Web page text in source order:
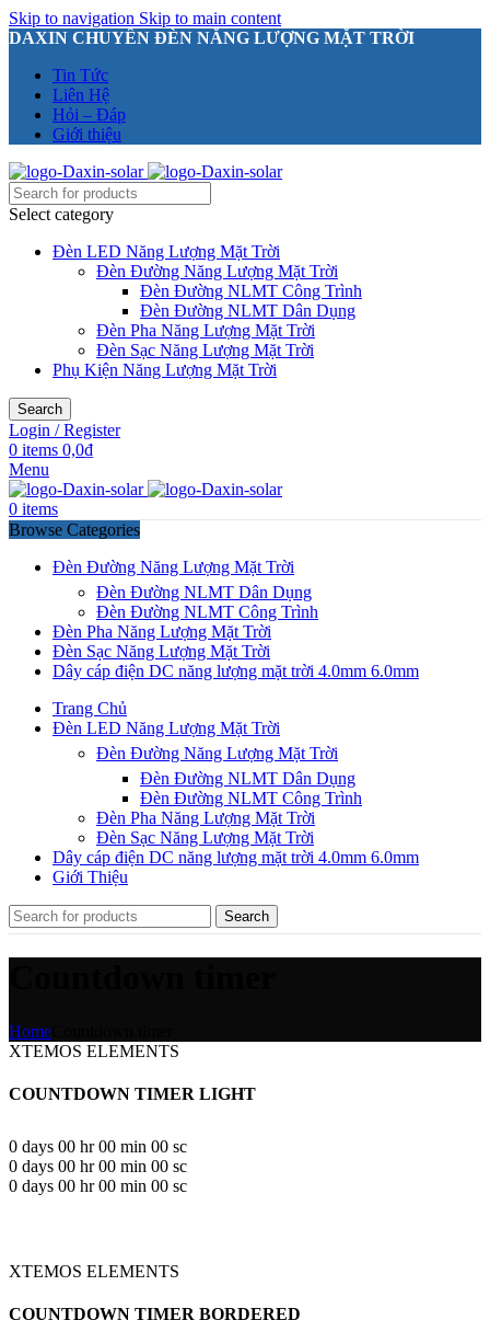
Skip to navigation Skip to main content
DAXIN CHUYÊN ĐÈN NĂNG LƯỢNG MẶT TRỜI
Tin Tức
Liên Hệ
Hỏi – Đáp
Giới thiệu
Select category
Đèn LED Năng Lượng Mặt Trời
Đèn Đường Năng Lượng Mặt Trời
Đèn Đường NLMT Công Trình
Đèn Đường NLMT Dân Dụng
Đèn Pha Năng Lượng Mặt Trời
Đèn Sạc Năng Lượng Mặt Trời
Phụ Kiện Năng Lượng Mặt Trời
Search
Login / Register
0 items 0,0₫
Menu
0 items
Browse Categories
Đèn Đường Năng Lượng Mặt Trời
Đèn Đường NLMT Dân Dụng
Đèn Đường NLMT Công Trình
Đèn Pha Năng Lượng Mặt Trời
Đèn Sạc Năng Lượng Mặt Trời
Dây cáp điện DC năng lượng mặt trời 4.0mm 6.0mm
Trang Chủ
Đèn LED Năng Lượng Mặt Trời
Đèn Đường Năng Lượng Mặt Trời
Đèn Đường NLMT Dân Dụng
Đèn Đường NLMT Công Trình
Đèn Pha Năng Lượng Mặt Trời
Đèn Sạc Năng Lượng Mặt Trời
Dây cáp điện DC năng lượng mặt trời 4.0mm 6.0mm
Giới Thiệu
Search
Home
XTEMOS ELEMENTS
COUNTDOWN TIMER LIGHT
0 days 00 hr00 min 00 sc
0 days 00 hr00 min 00 sc
0 days 00 hr00 min 00 sc
XTEMOS ELEMENTS
COUNTDOWN TIMER BORDERED